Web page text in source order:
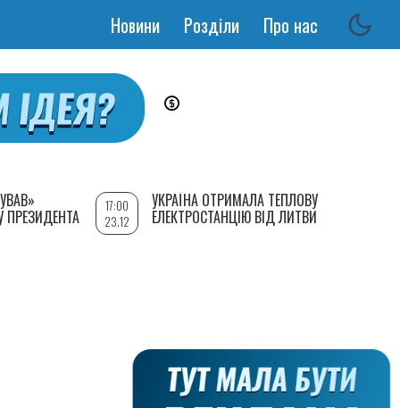
Основная
Новини Розділи Про нас
ПРЕЗИДЕНТА
17:00
23.12
УКРАЇНА ОТРИМАЛА ТЕПЛОВУ
ЕЛЕКТРОСТАНЦІЮ ВІД ЛИТВИ